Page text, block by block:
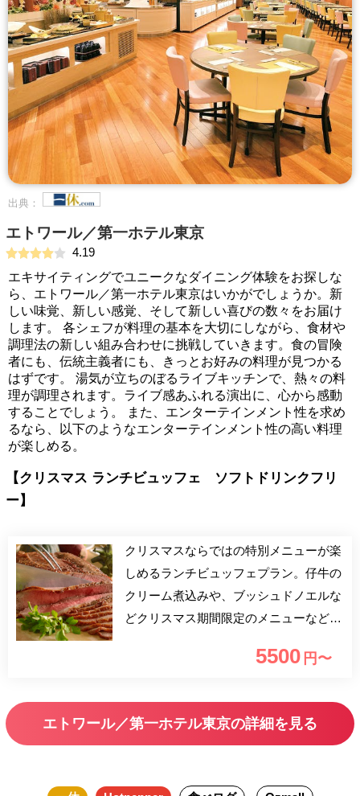
出典：
エトワール／第一ホテル東京
4.19
エキサイティングでユニークなダイニング体験をお探しな
ら、エトワール／第一ホテル東京はいかがでしょうか。新
しい味覚、新しい感覚、そして新しい喜びの数々をお届け
します。 各シェフが料理の基本を大切にしながら、食材や
調理法の新しい組み合わせに挑戦していきます。食の冒険
者にも、伝統主義者にも、きっとお好みの料理が見つかる
はずです。 湯気が立ちのぼるライブキッチンで、熱々の料
理が調理されます。ライブ感あふれる演出に、心から感動
することでしょう。 また、エンターテインメント性を求め
るなら、以下のようなエンターテインメント性の高い料理
が楽しめる。
【クリスマス ランチビュッフェ ソフトドリンクフリ
ー】
クリスマスならではの特別メニューが楽
しめるランチビュッフェプラン。仔牛の
クリーム煮込みや、ブッシュドノエルな
どクリスマス期間限定のメニューなど約
さわしい料理の数々を味わいながら、優
5500 円〜
エトワール／第一ホテル東京の詳細を見る